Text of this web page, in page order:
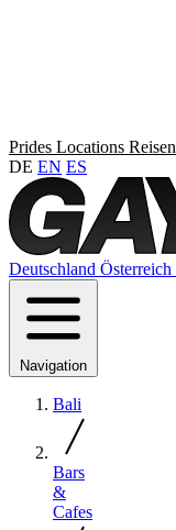
Prides Locations Reisen
DE EN ES
Deutschland Österreich
Navigation
Bali
Bars
&
Cafes